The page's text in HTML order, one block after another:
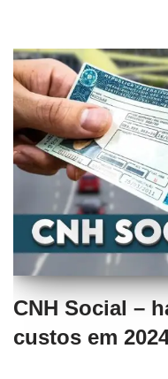
CNH Social –
custos em